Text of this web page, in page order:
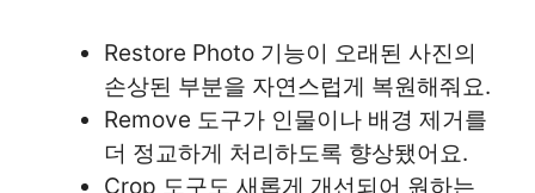
Restore Photo 기능이 오래된 사진의
손상된 부분을 자연스럽게 복원해줘요.
Remove 도구가 인물이나 배경 제거를
더 정교하게 처리하도록 향상됐어요.
Crop 도구도 새롭게 개선되어 원하는